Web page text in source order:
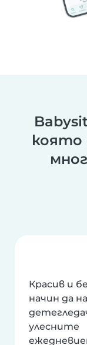
която
Красив и
начин да
улесните